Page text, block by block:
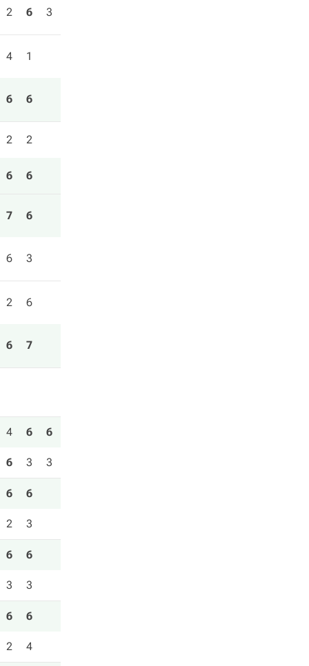
2 6 3
4 1
6 6
2 2
6 6
7 6
6 3
2 6
6 7
4 6 6
6 3 3
6 6
2 3
6 6
3 3
6 6
2 4